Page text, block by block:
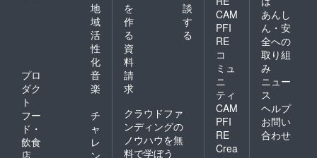
地
域
活
性
化
プロ
ダク
ト
音
楽
フー
ド・
飲食
店
チ
ャ
レ
ン
を
作
る
談
す
る
資
料
請
求
クラウドファ
ンディングの
ノウハウを無
料で学ぼう
CAM
PFI
RE
コ
ミュ
ニ
ティ
CAM
PFI
RE
Crea
あんし
ん・安
全への
取り組
み
ニュー
ス
ヘルプ
お問い
合わせ